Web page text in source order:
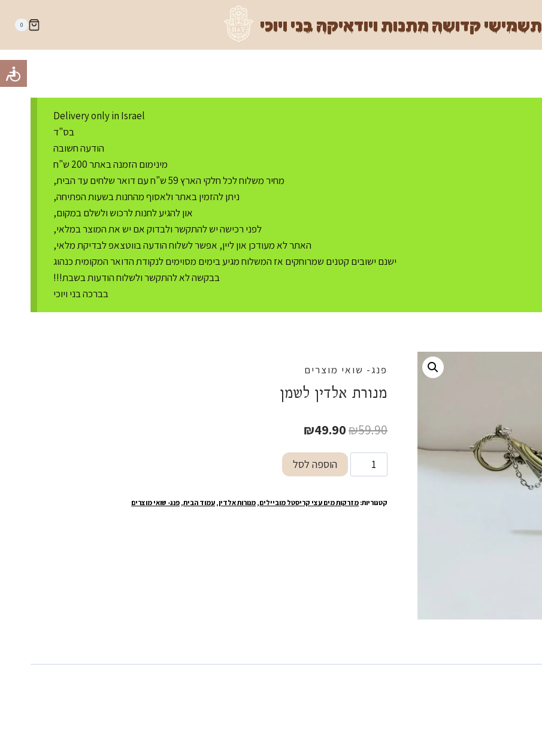
תשמישי קדושה מתנות ויודאיקה בני ויוכי 0
Delivery only in Israel
בס"ד
הודעה חשובה
מינימום הזמנה באתר 200 ש"ח
מחיר משלוח לכל חלקי הארץ 59 ש"ח עם דואר שלחים עד הבית,
ניתן להזמין באתר ולאסוף מהחנות בשעות הפתיחה,
און להגיע לחנות לרכוש ולשלם במקום,
לפני רכישה יש להתקשר ולבדוק אם יש את המוצר במלאי,
האתר לא מעודכן און ליין, אפשר לשלוח הודעה בווטצאפ לבדיקת מלאי,
ישנם ישובים קטנים שמרוחקים אז המשלוח מגיע בימים מסוימים לנקודת הדואר המקומית כנהוג
בבקשה לא להתקשר ולשלוח הודעות בשבת!!!
בברכה בני ויוכי
פנג- שואי מוצרים
מנורת אלדין לשמן
₪59.90
המחיר
המקורי
היה:
₪49.90
המחיר
הנוכחי
הוא:
כמות
של
אלדין
הוספה לסל
קטגוריות: מזרקות מים עצי קריסטל מוביילים, מנורות אלדין, עמוד הבית, פנג- שואי מוצרים